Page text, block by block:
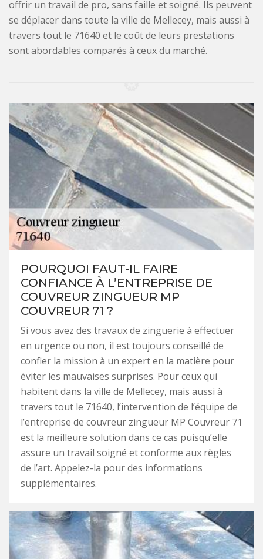
offrir un travail de pro, sans faille et soigné. Ils peuvent
se déplacer dans toute la ville de Mellecey, mais aussi à
travers tout le 71640 et le coût de leurs prestations
sont abordables comparés à ceux du marché.
POURQUOI FAUT-IL FAIRE
CONFIANCE À L’ENTREPRISE DE
COUVREUR ZINGUEUR MP
COUVREUR 71 ?
Si vous avez des travaux de zinguerie à effectuer
en urgence ou non, il est toujours conseillé de
confier la mission à un expert en la matière pour
éviter les mauvaises surprises. Pour ceux qui
habitent dans la ville de Mellecey, mais aussi à
travers tout le 71640, l’intervention de l’équipe de
l’entreprise de couvreur zingueur MP Couvreur 71
est la meilleure solution dans ce cas puisqu’elle
assure un travail soigné et conforme aux règles
de l’art. Appelez-la pour des informations
supplémentaires.